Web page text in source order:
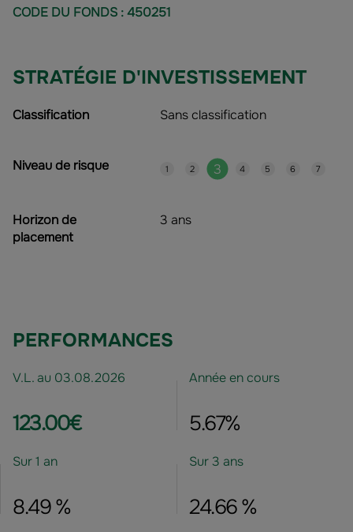
CODE DU FONDS : 450251
STRATÉGIE D'INVESTISSEMENT
Classification Sans classification
Niveau de risque 1 2 3 4 5 6 7
Horizon de
placement
3 ans
PERFORMANCES
V.L. au 03.08.2026
123.00€
Année en cours
5.67%
Sur 1 an
8.49 %
Sur 3 ans
24.66 %